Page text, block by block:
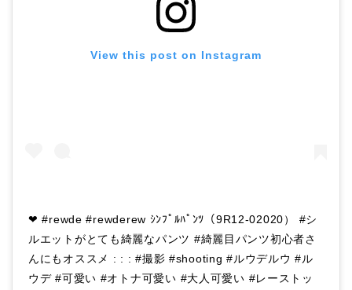
View this post on Instagram
❤︎ #rewde #rewderew ｼﾝﾌﾟﾙﾊﾟﾝﾂ（9R12-02020） #シ
ルエットがとても綺麗なパンツ #綺麗目パンツ初心者さ
んにもオススメ : : : #撮影 #shooting #ルウデルウ #ル
ウデ #可愛い #オトナ可愛い #大人可愛い #レーストッ